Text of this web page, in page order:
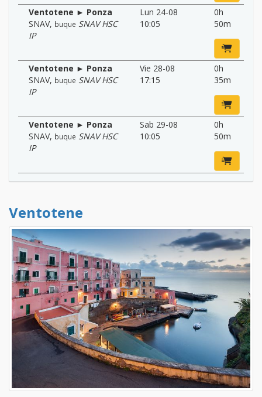
Ventotene ► Ponza
SNAV, buque SNAV HSC
IP
Lun 24-08
10:05
0h
50m
Ventotene ► Ponza
SNAV, buque SNAV HSC
IP
Vie 28-08
17:15
0h
35m
Ventotene ► Ponza
SNAV, buque SNAV HSC
IP
Sab 29-08
10:05
0h
50m
Ventotene